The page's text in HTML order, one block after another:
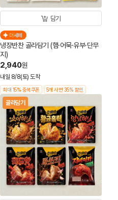
담기
더세페
냉장반찬 골라담기 (햄·어묵·유부·단무
지)
2,940원
내일 8/8(토) 도착
최대 15% 중복쿠폰 5개 사면 35% 할인
골라담기